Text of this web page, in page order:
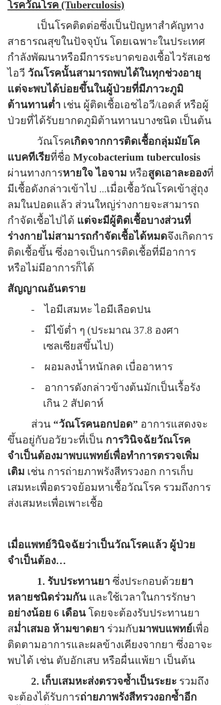
โรควัณโรค (Tuberculosis)
เป็นโรคติดต่อซึ่งเป็นปัญหาสำคัญทาง
สาธารณสุขในปัจจุบัน โดยเฉพาะในประเทศ
กำลังพัฒนาหรือมีการระบาดของเชื้อไวรัสเอช
ไอวี วัณโรคนั้นสามารถพบได้ในทุกช่วงอายุ
แต่จะพบได้บ่อยขึ้นในผู้ป่วยที่มีภาวะภูมิ
ต้านทานต่ำ เช่น ผู้ติดเชื้อเอชไอวี/เอดส์ หรือผู้
ป่วยที่ได้รับยากดภูมิต้านทานบางชนิด เป็นต้น
วัณโรคเกิดจากการติดเชื้อกลุ่มมัยโค
แบคทีเรียที่ชื่อ Mycobacterium tuberculosis
ผ่านทางการหายใจ ไอจาม หรือสูดเอาละอองที่
มีเชื้อดังกล่าวเข้าไป ...เมื่อเชื้อวัณโรคเข้าสู่ถุง
ลมในปอดแล้ว ส่วนใหญ่ร่างกายจะสามารถ
กำจัดเชื้อไปได้ แต่จะมีผู้ติดเชื้อบางส่วนที่
ร่างกายไม่สามารถกำจัดเชื้อได้หมดจึงเกิดการ
ติดเชื้อขึ้น ซึ่งอาจเป็นการติดเชื้อที่มีอาการ
หรือไม่มีอาการก็ได้
สัญญาณอันตราย
-
ไอมีเสมหะ ไอมีเลือดปน
-
มีไข้ต่ำ ๆ (ประมาณ 37.8 องศา
เซลเซียสขึ้นไป)
-
ผอมลงน้ำหนักลด เบื่ออาหาร
-
อาการดังกล่าวข้างต้นมักเป็นเรื้อรัง
เกิน 2 สัปดาห์
ส่วน “วัณโรคนอกปอด” อาการแสดงจะ
ขึ้นอยู่กับอวัยวะที่เป็น การวินิจฉัยวัณโรค
จำเป็นต้องมาพบแพทย์เพื่อทำการตรวจเพิ่ม
เติม เช่น การถ่ายภาพรังสีทรวงอก การเก็บ
เสมหะเพื่อตรวจย้อมหาเชื้อวัณโรค รวมถึงการ
ส่งเสมหะเพื่อเพาะเชื้อ
เมื่อแพทย์วินิจฉัยว่าเป็นวัณโรคแล้ว ผู้ป่วย
จำเป็นต้อง…
1. รับประทานยา ซึ่งประกอบด้วยยา
หลายชนิดร่วมกัน และใช้เวลาในการรักษา
อย่างน้อย 6 เดือน โดยจะต้องรับประทานยา
สม่ำเสมอ ห้ามขาดยา ร่วมกับมาพบแพทย์เพื่อ
ติดตามอาการและผลข้างเคียงจากยา ซึ่งอาจะ
พบได้ เช่น ตับอักเสบ หรือผื่นแพ้ยา เป็นต้น
2. เก็บเสมหะส่งตรวจซ้ำเป็นระยะ รวมถึง
จะต้องได้รับการถ่ายภาพรังสีทรวงอกซ้ำอีก